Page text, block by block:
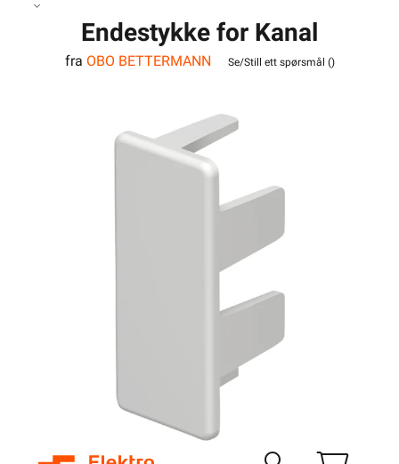
Endestykke for Kanal
WDK40060RW
fra OBO BETTERMANN Se/Still ett spørsmål ()